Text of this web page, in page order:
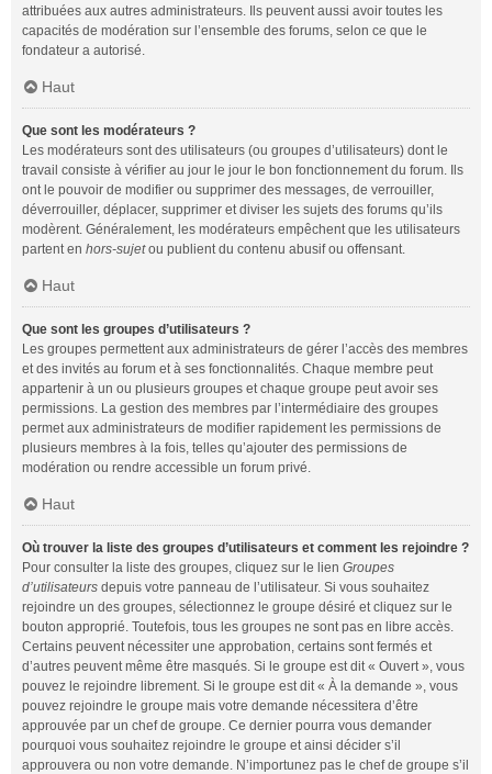
attribuées aux autres administrateurs. Ils peuvent aussi avoir toutes les
capacités de modération sur l’ensemble des forums, selon ce que le
fondateur a autorisé.
Haut
Que sont les modérateurs ?
Les modérateurs sont des utilisateurs (ou groupes d’utilisateurs) dont le
travail consiste à vérifier au jour le jour le bon fonctionnement du forum. Ils
ont le pouvoir de modifier ou supprimer des messages, de verrouiller,
déverrouiller, déplacer, supprimer et diviser les sujets des forums qu’ils
modèrent. Généralement, les modérateurs empêchent que les utilisateurs
partent en hors-sujetou publient du contenu abusif ou offensant.
Haut
Que sont les groupes d’utilisateurs ?
Les groupes permettent aux administrateurs de gérer l’accès des membres
et des invités au forum et à ses fonctionnalités. Chaque membre peut
appartenir à un ou plusieurs groupes et chaque groupe peut avoir ses
permissions. La gestion des membres par l’intermédiaire des groupes
permet aux administrateurs de modifier rapidement les permissions de
plusieurs membres à la fois, telles qu’ajouter des permissions de
modération ou rendre accessible un forum privé.
Haut
Où trouver la liste des groupes d’utilisateurs et comment les rejoindre ?
Pour consulter la liste des groupes, cliquez sur le lien Groupes
d’utilisateurs depuis votre panneau de l’utilisateur. Si vous souhaitez
rejoindre un des groupes, sélectionnez le groupe désiré et cliquez sur le
bouton approprié. Toutefois, tous les groupes ne sont pas en libre accès.
Certains peuvent nécessiter une approbation, certains sont fermés et
d’autres peuvent même être masqués. Si le groupe est dit « Ouvert », vous
pouvez le rejoindre librement. Si le groupe est dit « À la demande », vous
pouvez rejoindre le groupe mais votre demande nécessitera d’être
approuvée par un chef de groupe. Ce dernier pourra vous demander
pourquoi vous souhaitez rejoindre le groupe et ainsi décider s’il
approuvera ou non votre demande. N’importunez pas le chef de groupe s’il